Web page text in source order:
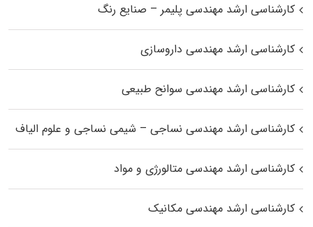
کارشناسی ارشد مهندسی پلیمر – صنایع رنگ
کارشناسی ارشد مهندسی داروسازی
کارشناسی ارشد مهندسی سوانح طبیعی
کارشناسی ارشد مهندسی نساجی – شیمی نساجی و علوم الیاف
کارشناسی ارشد مهندسی متالورژی و مواد
کارشناسی ارشد مهندسی مکانیک